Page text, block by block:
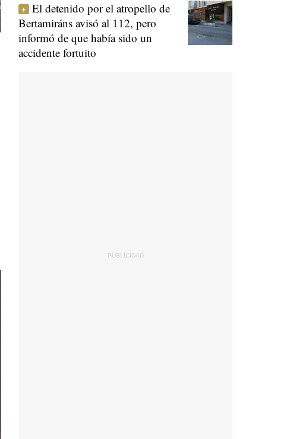
El detenido por el atropello de
Bertamiráns avisó al 112, pero
informó de que había sido un
accidente fortuito